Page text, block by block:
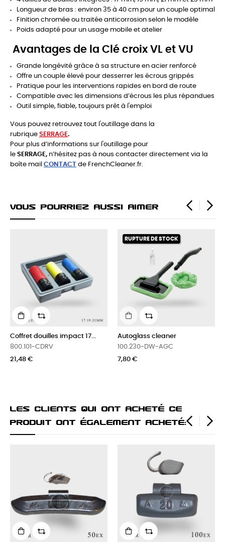
Longueur de bras : environ 35 à 40 cm pour un couple optimal
Finition chromée ou traitée anticorrosion selon le modèle
Poids adapté pour un usage mobile et atelier
Avantages de la Clé croix VL et VU
Grande longévité grâce à sa structure en acier renforcé
Offre un couple élevé pour desserrer les écrous grippés
Pratique pour les interventions rapides en bord de route
Compatible avec les dimensions d’écrous les plus répandues
Outil simple, fiable, toujours prêt à l'emploi
Vous pouvez retrouvez tout l'outillage dans la
rubrique SERRAGE.
Pour plus d’informations sur l'outillage pour
le SERRAGE, n’hésitez pas à nous contacter directement via la
boîte mail CONTACT de FrenchCleaner.fr.
Vous Pourriez Aussi Aimer
Coffret douilles impact 17...
800.101-CDRV
21,48 €
RUPTURE DE STOCK
Autoglass cleaner
100.230-DW-AGC
7,80 €
Les Clients Qui Ont Acheté Ce
Produit Ont Également Acheté: